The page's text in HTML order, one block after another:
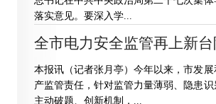
落实意见。要深入学...
全市电力安全监管再上新台
本报讯（记者张月亭）今年以来，市发
产监管责任，针对监管力量薄弱、隐患
主动破题、创新机制，...